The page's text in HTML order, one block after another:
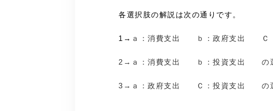
各選択肢の解説は次の通りです。
1→ ａ：消費支出 ｂ：政府支出 Ｃ：
2→ａ：消費支出 ｂ：投資支出 の選
3→ａ：政府支出 Ｃ：投資支出 の選